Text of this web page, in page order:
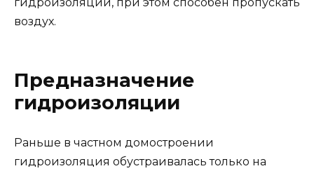
воздух.
Предназначение
гидроизоляции
Раньше в частном домостроении
гидроизоляция обустраивалась только на